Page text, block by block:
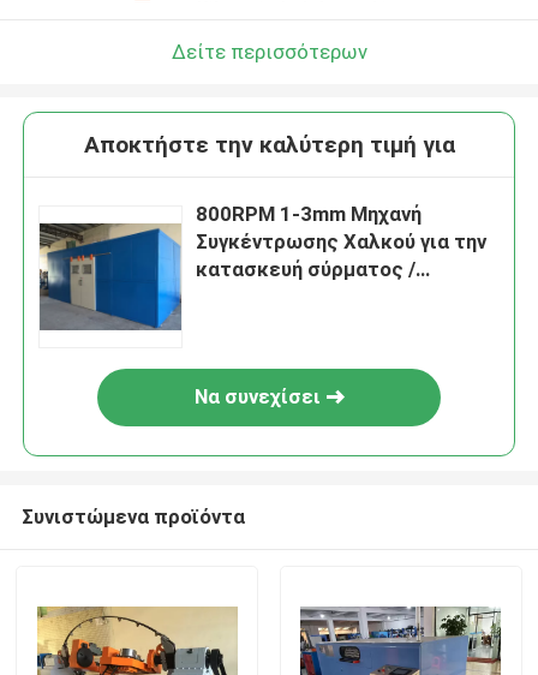
Δείτε περισσότερων
Αποκτήστε την καλύτερη τιμή για
800RPM 1-3mm Μηχανή
Συγκέντρωσης Χαλκού για την
κατασκευή σύρματος /
Να συνεχίσει
Συνιστώμενα προϊόντα